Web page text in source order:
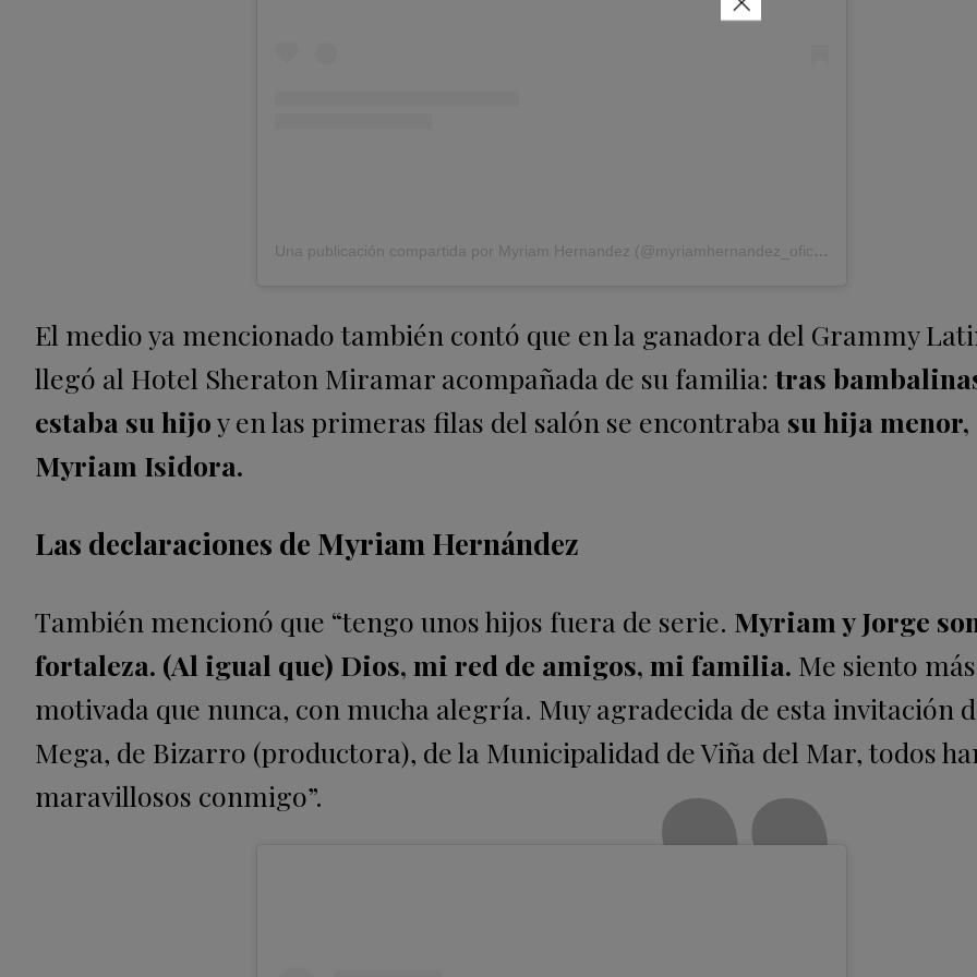
Una publicación compartida por Myriam Hernandez (@myriamhernandez_oficial)
El medio ya mencionado también contó que en la ganadora del Grammy
llegó al Hotel Sheraton Miramar acompañada de su familia: tras
estaba su hijoy en las primeras filas del salón se encontraba su hija menor,
Myriam Isidora.
Las declaraciones de Myriam Hernández
También mencionó que “tengo unos hijos fuera de serie. Myriam y Jorge
fortaleza. (Al igual que) Dios, mi red de amigos, mi familia. Me siento más
motivada que nunca, con mucha alegría. Muy agradecida de esta invitación
Mega, de Bizarro (productora), de la Municipalidad de Viña del Mar, todos
maravillosos conmigo”.